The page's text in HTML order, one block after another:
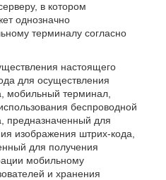
в котором
однозначно
терминалу согласно
настоящего
для осуществления
мобильный терминал,
беспроводной
предназначенный для
изображения штрих-кода,
для получения
мобильному
и хранения